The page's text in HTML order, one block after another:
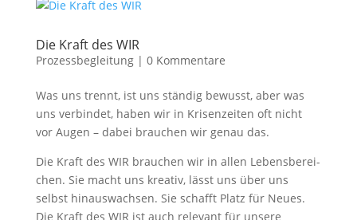
Die Kraft des WIR
Prozessbegleitung| 0 Kommentare
Was uns trennt, ist uns stän­dig bewusst, aber was
uns ver­bin­det, haben wir in Kri­sen­zei­ten oft nicht
vor Augen – dabei brau­chen wir genau das.
Die Kraft des WIR brau­chen wir in allen Lebens­be­rei­
chen. Sie macht uns krea­tiv, lässt uns über uns
selbst hin­aus­wach­sen. Sie schafft Platz für Neu­es.
Die Kraft des WIR ist auch rele­vant für unse­re